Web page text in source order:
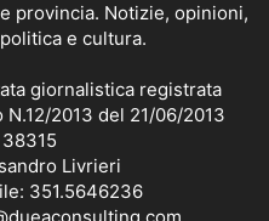
provincia. Notizie, opinioni,
e cultura.
giornalistica registrata
2013 del 21/06/2013
38315
Livrieri
351.5646236